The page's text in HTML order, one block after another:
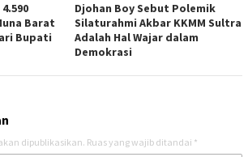
Barat
Bupati
Djohan Boy Sebut Polemik
Silaturahmi Akbar KKMM Sultra
Adalah Hal Wajar dalam
Demokrasi
dipublikasikan. Ruas yang wajib ditandai *